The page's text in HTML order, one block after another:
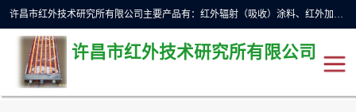
许昌市红外技术研究所有限公司主要产品有：红外辐射（吸收）涂料、红外加热元件、红外辐射加热模块（板）、红外辐射加热炉（箱）、快速红外辐射加热器、系列高端红外加热实验设备、系列红外加热控制器等。
许昌市红外技术研究所有限公司